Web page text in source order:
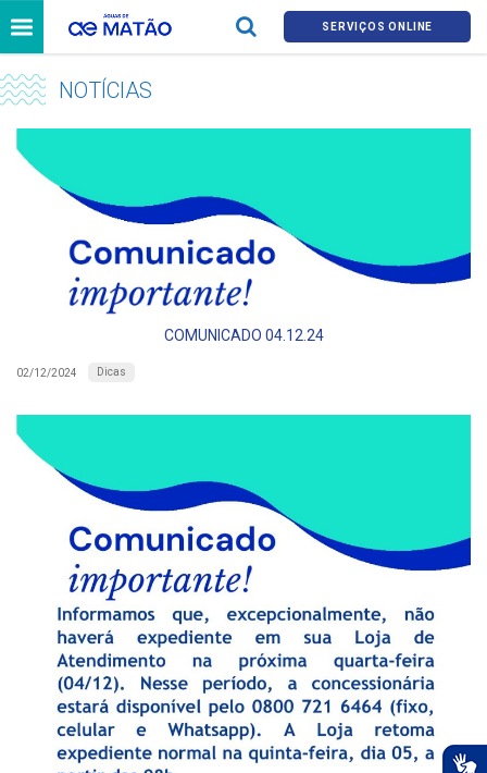
SERVIÇOS ONLINE
NOTÍCIAS
COMUNICADO 04.12.24
02/12/2024 Dicas